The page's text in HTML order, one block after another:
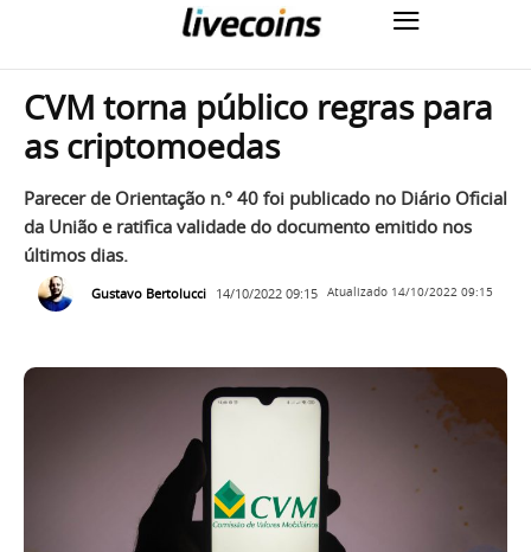
CVM torna público regras para
as criptomoedas
Parecer de Orientação n.º 40 foi publicado no Diário Oficial
da União e ratifica validade do documento emitido nos
últimos dias.
Gustavo Bertolucci 14/10/2022 09:15 Atualizado 14/10/2022 09:15